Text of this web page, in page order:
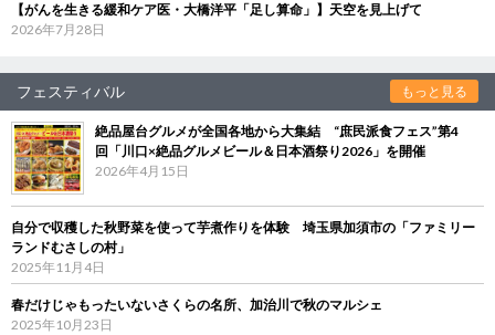
【がんを生きる緩和ケア医・大橋洋平「足し算命」】天空を見上げて
2026年7月28日
フェスティバル もっと見る
絶品屋台グルメが全国各地から大集結 “庶民派食フェス”第4
回「川口×絶品グルメビール＆日本酒祭り2026」を開催
2026年4月15日
自分で収穫した秋野菜を使って芋煮作りを体験 埼玉県加須市の「ファミリー
ランドむさしの村」
2025年11月4日
春だけじゃもったいないさくらの名所、加治川で秋のマルシェ
2025年10月23日